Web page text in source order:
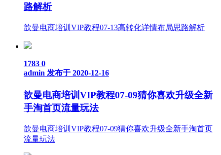
路解析
歆曼电商培训VIP教程07-13高转化详情布局思路解析
1783 0
admin 发布于 2020-12-16
歆曼电商培训VIP教程07-09猜你喜欢升级全新
手淘首页流量玩法
歆曼电商培训VIP教程07-09猜你喜欢升级全新手淘首页
流量玩法